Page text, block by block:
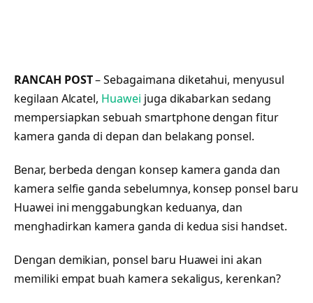
RANCAH POST– Sebagaimana diketahui, menyusul
kegilaan Alcatel, Huawei juga dikabarkan sedang
mempersiapkan sebuah smartphone dengan fitur
kamera ganda di depan dan belakang ponsel.
Benar, berbeda dengan konsep kamera ganda dan
kamera selfie ganda sebelumnya, konsep ponsel baru
Huawei ini menggabungkan keduanya, dan
menghadirkan kamera ganda di kedua sisi handset.
Dengan demikian, ponsel baru Huawei ini akan
memiliki empat buah kamera sekaligus, kerenkan?